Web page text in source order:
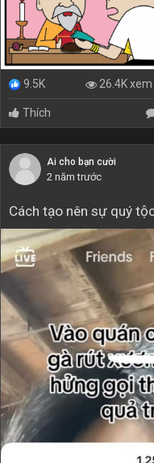
9.5K 26.4K xem
Thích
Ai cho bạn cười
2 năm trước
Cách tạo nên sự quý